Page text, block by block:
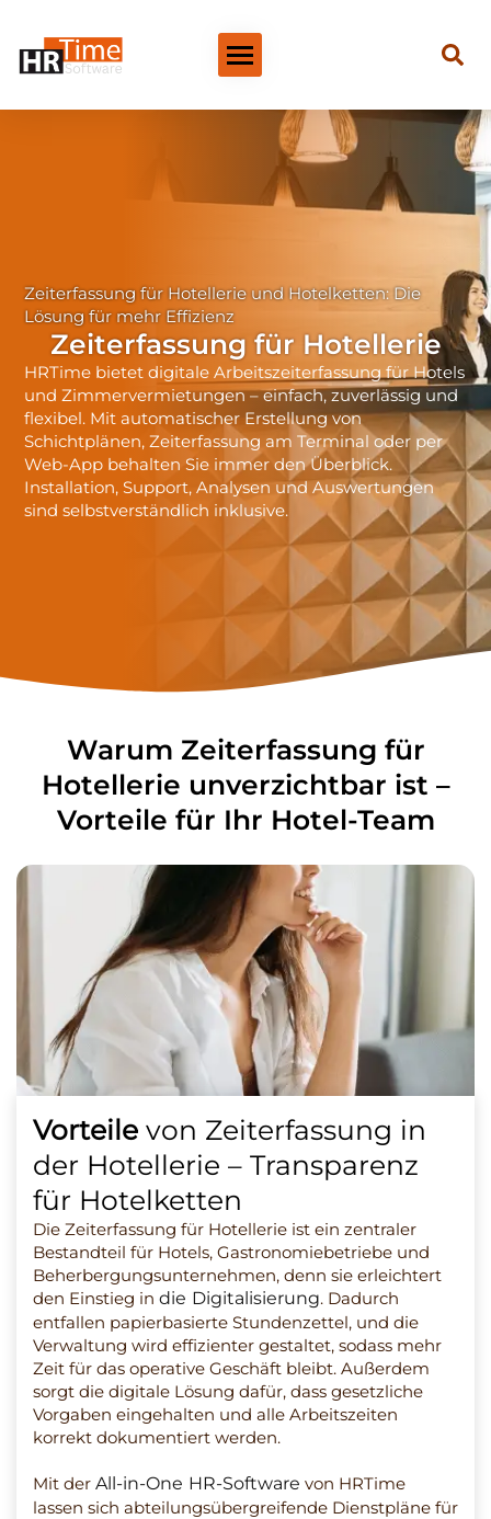
Zeiterfassung für Hotellerie und Hotelketten: Die
Lösung für mehr Effizienz
Zeiterfassung für Hotellerie
HRTime bietet digitale Arbeitszeiterfassung für Hotels
und Zimmervermietungen – einfach, zuverlässig und
flexibel. Mit automatischer Erstellung von
Schichtplänen, Zeiterfassung am Terminal oder per
Web-App behalten Sie immer den Überblick.
Installation, Support, Analysen und Auswertungen
sind selbstverständlich inklusive.
Warum Zeiterfassung für
Hotellerie unverzichtbar ist –
Vorteile für Ihr Hotel-Team
Vorteile von Zeiterfassung in
der Hotellerie – Transparenz
für Hotelketten
Die Zeiterfassung für Hotellerie ist ein zentraler
Bestandteil für Hotels, Gastronomiebetriebe und
Beherbergungsunternehmen, denn sie erleichtert
den Einstieg in die Digitalisierung. Dadurch
entfallen papierbasierte Stundenzettel, und die
Verwaltung wird effizienter gestaltet, sodass mehr
Zeit für das operative Geschäft bleibt. Außerdem
sorgt die digitale Lösung dafür, dass gesetzliche
Vorgaben eingehalten und alle Arbeitszeiten
korrekt dokumentiert werden.
Mit der All-in-One HR-Software von HRTime
lassen sich abteilungsübergreifende Dienstpläne für